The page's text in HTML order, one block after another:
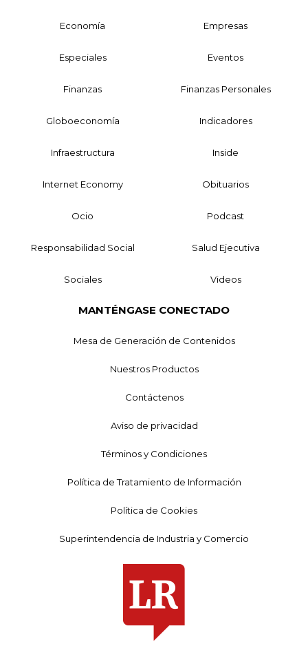
Economía Empresas
Especiales Eventos
Finanzas Finanzas Personales
Globoeconomía Indicadores
Infraestructura Inside
Internet Economy Obituarios
Ocio Podcast
Responsabilidad Social Salud Ejecutiva
Sociales Videos
MANTÉNGASE CONECTADO
Mesa de Generación de Contenidos
Nuestros Productos
Contáctenos
Aviso de privacidad
Términos y Condiciones
Política de Tratamiento de Información
Política de Cookies
Superintendencia de Industria y Comercio